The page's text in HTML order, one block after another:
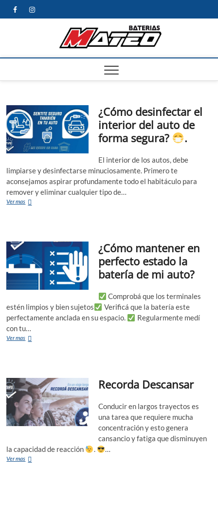
Saltarfacebookinstagram
¿Cómo desinfectar el
interior del auto de
forma segura?
.
El interior de los autos, debe
limpiarse y desinfectarse minuciosamente. Primero te
aconsejamos aspirar profundamente todo el habitáculo para
remover y eliminar cualquier tipo de…
Ver mas¿Cómo
de
forma
segura?
.
¿Cómo mantener en
perfecto estado la
batería de mi auto?
Comprobá que los terminales
estén limpios y bien sujetos
Verificá que la batería este
perfectamente anclada en su espacio.
Regularmente medí
con tu…
Ver mas¿Cómo
la
batería
de
mi
auto?
Recorda Descansar
Conducir en largos trayectos es
una tarea que requiere mucha
concentración y esto genera
cansancio y fatiga que disminuyen
la capacidad de reacción
. …
Ver masRecorda